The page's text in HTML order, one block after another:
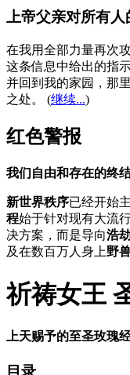
上帝父亲对所有人
在我用全部力量再次
这条信息中给出的指
并回到我的家园，那
之处。
(继续...)
红色警报
我们自由和存在的终
新世界秩序已经开始
程始于针对现有大流
决方案，而是导向浩
及在数百万人身上野
祈祷女王
上天赐予的至圣玫瑰